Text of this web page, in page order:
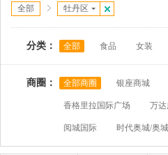
全部 牡丹区
分类： 全部 食品 女装
商圈： 全部商圈 银座商城
香格里拉国际广场 万达
阅城国际 时代奥城/奥